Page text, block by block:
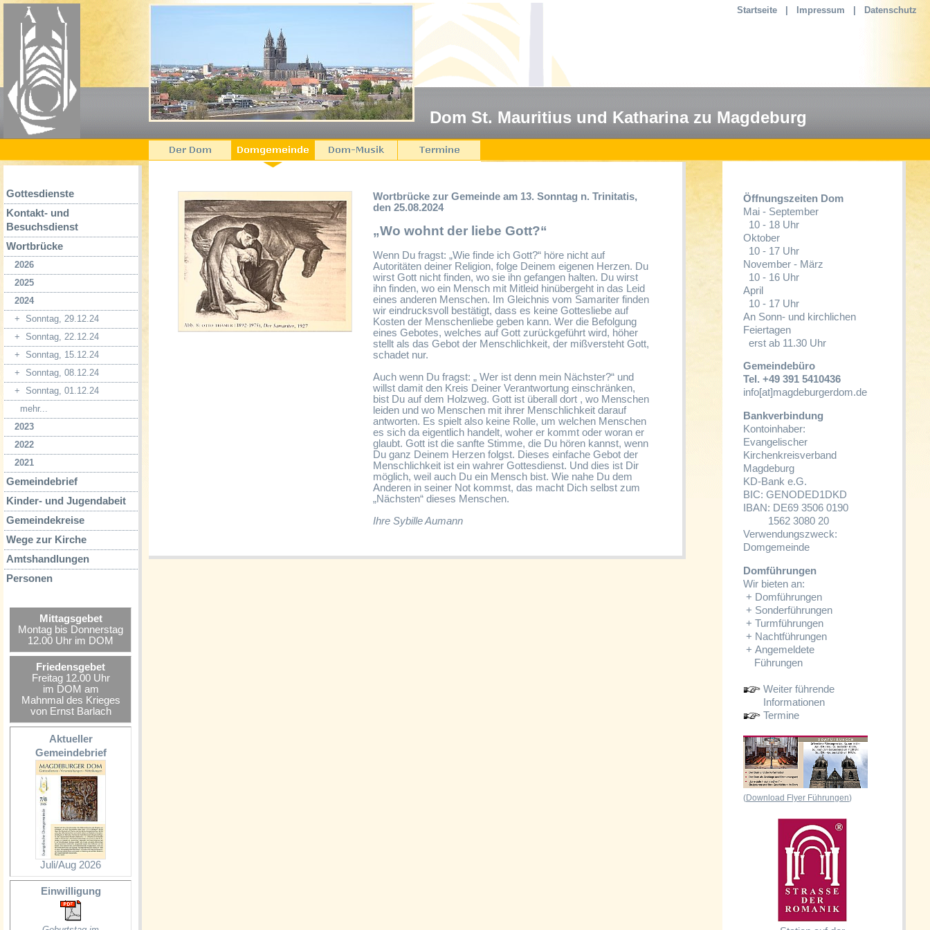
Startseite Impressum Datenschutz
Dom St. Mauritius und Katharina zu Magdeburg
Gottesdienste
Kontakt- und
Besuchsdienst
Wortbrücke
2026
2025
2024
+ Sonntag, 29.12.24
+ Sonntag, 22.12.24
+ Sonntag, 15.12.24
+ Sonntag, 08.12.24
+ Sonntag, 01.12.24
mehr...
2023
2022
2021
Gemeindebrief
Kinder- und Jugendabeit
Gemeindekreise
Wege zur Kirche
Amtshandlungen
Personen
Mittagsgebet
Montag bis Donnerstag
12.00 Uhr im DOM
Friedensgebet
Freitag 12.00 Uhr
im DOM am
Mahnmal des Krieges
von Ernst Barlach
Aktueller
Gemeindebrief
Juli/Aug 2026
Einwilligung
Wortbrücke zur Gemeinde am 13. Sonntag n. Trinitatis,
den 25.08.2024
„Wo wohnt der liebe Gott?“
Wenn Du fragst: „Wie finde ich Gott?“ höre nicht auf
Autoritäten deiner Religion, folge Deinem eigenen Herzen. Du
wirst Gott nicht finden, wo sie ihn gefangen halten. Du wirst
ihn finden, wo ein Mensch mit Mitleid hinübergeht in das Leid
eines anderen Menschen. Im Gleichnis vom Samariter finden
wir eindrucksvoll bestätigt, dass es keine Gottesliebe auf
Kosten der Menschenliebe geben kann. Wer die Befolgung
eines Gebotes, welches auf Gott zurückgeführt wird, höher
stellt als das Gebot der Menschlichkeit, der mißversteht Gott,
schadet nur.
Auch wenn Du fragst: „ Wer ist denn mein Nächster?“ und
willst damit den Kreis Deiner Verantwortung einschränken,
bist Du auf dem Holzweg. Gott ist überall dort , wo Menschen
leiden und wo Menschen mit ihrer Menschlichkeit darauf
antworten. Es spielt also keine Rolle, um welchen Menschen
es sich da eigentlich handelt, woher er kommt oder woran er
glaubt. Gott ist die sanfte Stimme, die Du hören kannst, wenn
Du ganz Deinem Herzen folgst. Dieses einfache Gebot der
Menschlichkeit ist ein wahrer Gottesdienst. Und dies ist Dir
möglich, weil auch Du ein Mensch bist. Wie nahe Du dem
Anderen in seiner Not kommst, das macht Dich selbst zum
„Nächsten“ dieses Menschen.
Ihre Sybille Aumann
Öffnungszeiten Dom
Mai - September
10 - 18 Uhr
Oktober
10 - 17 Uhr
November - März
10 - 16 Uhr
April
10 - 17 Uhr
An Sonn- und kirchlichen
Feiertagen
erst ab 11.30 Uhr
Gemeindebüro
Tel. +49 391 5410436
info[at]magdeburgerdom.de
Bankverbindung
Kontoinhaber:
Evangelischer
Kirchenkreisverband
Magdeburg
KD-Bank e.G.
BIC: GENODED1DKD
IBAN: DE69 3506 0190
1562 3080 20
Verwendungszweck:
Domgemeinde
Domführungen
Wir bieten an:
+ Domführungen
+ Sonderführungen
+ Turmführungen
+ Nachtführungen
+ Angemeldete
Führungen
Weiter führende
Informationen
Termine
(Download Flyer Führungen)